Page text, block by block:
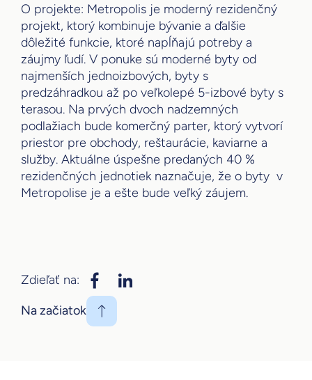
O projekte: Metropolis je moderný rezidenčný
projekt, ktorý kombinuje bývanie a ďalšie
dôležité funkcie, ktoré napĺňajú potreby a
záujmy ľudí. V ponuke sú moderné byty od
najmenších jednoizbových, byty s
predzáhradkou až po veľkolepé 5-izbové byty s
terasou. Na prvých dvoch nadzemných
podlažiach bude komerčný parter, ktorý vytvorí
priestor pre obchody, reštaurácie, kaviarne a
služby. Aktuálne úspešne predaných 40 %
rezidenčných jednotiek naznačuje, že o byty v
Metropolise je a ešte bude veľký záujem.
Zdieľať na:
Na začiatok